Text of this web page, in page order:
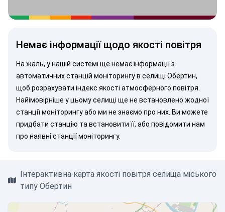
Немає інформації щодо якості повітря
На жаль, у нашій системі ще немає інформації з
автоматичних станцій моніторингу в селищі Обертин,
щоб розрахувати індекс якості атмосферного повітря.
Найімовірніше у цьому селищі ще не встановлено жодної
станції моніторингу або ми не знаємо про них. Ви можете
придбати станцію та встановити її, або повідомити нам
про наявні станції моніторингу.
Інтерактивна карта якості повітря селища міського
типу Обертин